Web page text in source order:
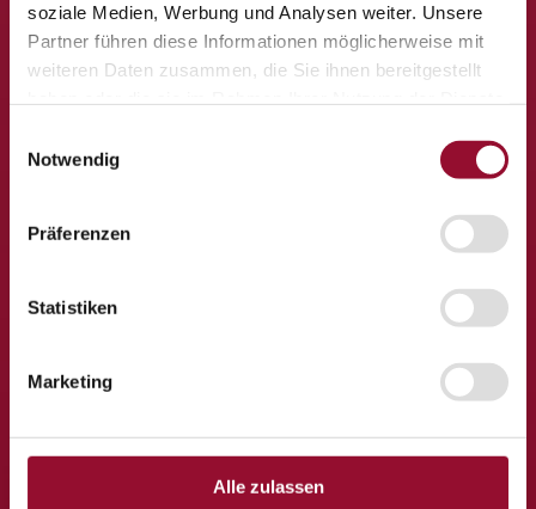
soziale Medien, Werbung und Analysen weiter. Unsere
Partner führen diese Informationen möglicherweise mit
weiteren Daten zusammen, die Sie ihnen bereitgestellt
Notwendig
Präferenzen
Statistiken
Marketing
Alle zulassen
GmbH
Industriestraße 9